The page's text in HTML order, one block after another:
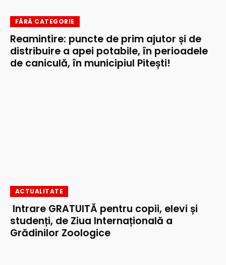
FĂRĂ CATEGORIE
Reamintire: puncte de prim ajutor și de
distribuire a apei potabile, în perioadele
de caniculă, în municipiul Pitești!
ACTUALITATE
Intrare GRATUITĂ pentru copii, elevi și
studenți, de Ziua Internațională a
Grădinilor Zoologice